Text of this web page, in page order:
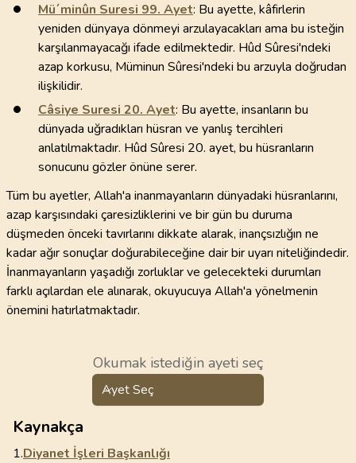
Mü´minûn Suresi 99. Ayet: Bu ayette, kâfirlerin
yeniden dünyaya dönmeyi arzulayacakları ama bu isteğin
karşılanmayacağı ifade edilmektedir. Hûd Sûresi'ndeki
azap korkusu, Müminun Sûresi'ndeki bu arzuyla doğrudan
ilişkilidir.
Câsiye Suresi 20. Ayet: Bu ayette, insanların bu
dünyada uğradıkları hüsran ve yanlış tercihleri
anlatılmaktadır. Hûd Sûresi 20. ayet, bu hüsranların
sonucunu gözler önüne serer.
Tüm bu ayetler, Allah'a inanmayanların dünyadaki hüsranlarını,
azap karşısındaki çaresizliklerini ve bir gün bu duruma
düşmeden önceki tavırlarını dikkate alarak, inançsızlığın ne
kadar ağır sonuçlar doğurabileceğine dair bir uyarı niteliğindedir.
İnanmayanların yaşadığı zorluklar ve gelecekteki durumları
farklı açılardan ele alınarak, okuyucuya Allah'a yönelmenin
önemini hatırlatmaktadır.
Okumak istediğin ayeti seç
Ayet Seç
Kaynakça
1.Diyanet İşleri Başkanlığı